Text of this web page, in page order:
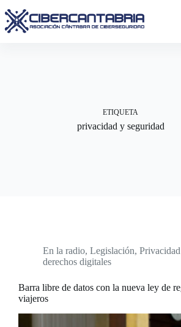
al
contenido
ETIQUETA
privacidad y seguridad
En la radio, Legislación,
derechos digitales
Barra libre de datos con la nueva ley de
viajeros